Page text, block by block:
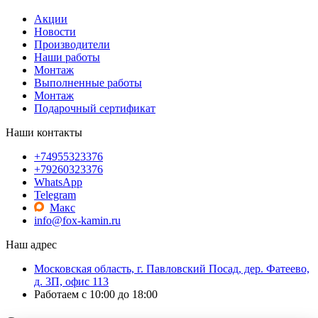
Акции
Новости
Производители
Наши работы
Монтаж
Выполненные работы
Монтаж
Подарочный сертификат
Наши контакты
+74955323376
+79260323376
WhatsApp
Telegram
Макс
info@fox-kamin.ru
Наш адрес
Московская область, г. Павловский Посад, дер. Фатеево,
д. 3П, офис 113
Работаем с 10:00 до 18:00